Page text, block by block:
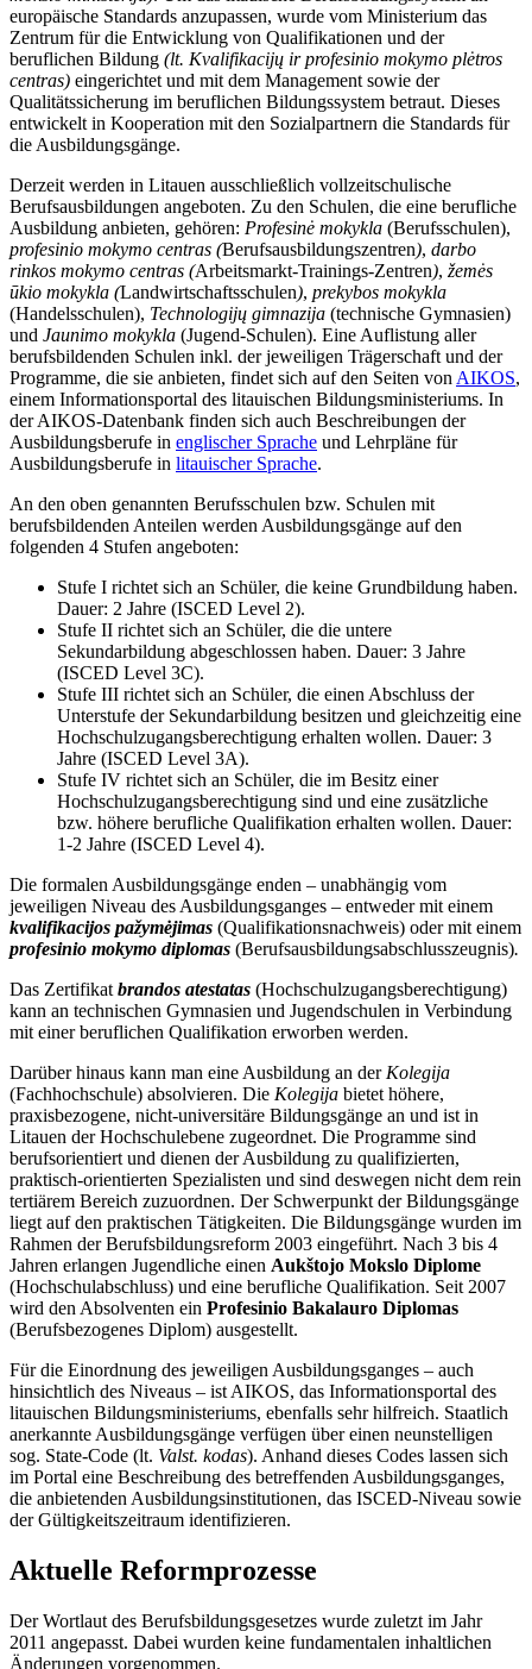
europäische Standards anzupassen, wurde vom Ministerium das
Zentrum für die Entwicklung von Qualifikationen und der
beruflichen Bildung (lt. Kvalifikacijų ir profesinio mokymo plėtros
centras) eingerichtet und mit dem Management sowie der
Qualitätssicherung im beruflichen Bildungssystem betraut. Dieses
entwickelt in Kooperation mit den Sozialpartnern die Standards für
die Ausbildungsgänge.
Derzeit werden in Litauen ausschließlich vollzeitschulische
Berufsausbildungen angeboten. Zu den Schulen, die eine berufliche
Ausbildung anbieten, gehören: Profesinė mokykla (Berufsschulen),
profesinio mokymo centras (Berufsausbildungszentren), darbo
rinkos mokymo centras (Arbeitsmarkt-Trainings-Zentren), žemės
ūkio mokykla (Landwirtschaftsschulen), prekybos mokykla
(Handelsschulen), Technologijų gimnazija (technische Gymnasien)
und Jaunimo mokykla (Jugend-Schulen). Eine Auflistung aller
berufsbildenden Schulen inkl. der jeweiligen Trägerschaft und der
Programme, die sie anbieten, findet sich auf den Seiten von AIKOS,
einem Informationsportal des litauischen Bildungsministeriums. In
der AIKOS-Datenbank finden sich auch Beschreibungen der
Ausbildungsberufe in englischer Sprache und Lehrpläne für
Ausbildungsberufe in litauischer Sprache.
An den oben genannten Berufsschulen bzw. Schulen mit
berufsbildenden Anteilen werden Ausbildungsgänge auf den
folgenden 4 Stufen angeboten:
Stufe I richtet sich an Schüler, die keine Grundbildung haben.
Dauer: 2 Jahre (ISCED Level 2).
Stufe II richtet sich an Schüler, die die untere
Sekundarbildung abgeschlossen haben. Dauer: 3 Jahre
(ISCED Level 3C).
Stufe III richtet sich an Schüler, die einen Abschluss der
Unterstufe der Sekundarbildung besitzen und gleichzeitig eine
Hochschulzugangsberechtigung erhalten wollen. Dauer: 3
Jahre (ISCED Level 3A).
Stufe IV richtet sich an Schüler, die im Besitz einer
Hochschulzugangsberechtigung sind und eine zusätzliche
bzw. höhere berufliche Qualifikation erhalten wollen. Dauer:
1-2 Jahre (ISCED Level 4).
Die formalen Ausbildungsgänge enden – unabhängig vom
jeweiligen Niveau des Ausbildungsganges – entweder mit einem
kvalifikacijos pažymėjimas (Qualifikationsnachweis) oder mit einem
profesinio mokymo diplomas (Berufsausbildungsabschlusszeugnis).
Das Zertifikat brandos atestatas (Hochschulzugangsberechtigung)
kann an technischen Gymnasien und Jugendschulen in Verbindung
mit einer beruflichen Qualifikation erworben werden.
Darüber hinaus kann man eine Ausbildung an der Kolegija
(Fachhochschule) absolvieren. Die Kolegija bietet höhere,
praxisbezogene, nicht-universitäre Bildungsgänge an und ist in
Litauen der Hochschulebene zugeordnet. Die Programme sind
berufsorientiert und dienen der Ausbildung zu qualifizierten,
praktisch-orientierten Spezialisten und sind deswegen nicht dem rein
tertiärem Bereich zuzuordnen. Der Schwerpunkt der Bildungsgänge
liegt auf den praktischen Tätigkeiten. Die Bildungsgänge wurden im
Rahmen der Berufsbildungsreform 2003 eingeführt. Nach 3 bis 4
Jahren erlangen Jugendliche einen Aukštojo Mokslo Diplome
(Hochschulabschluss) und eine berufliche Qualifikation. Seit 2007
wird den Absolventen ein Profesinio Bakalauro Diplomas
(Berufsbezogenes Diplom) ausgestellt.
Für die Einordnung des jeweiligen Ausbildungsganges – auch
hinsichtlich des Niveaus – ist AIKOS, das Informationsportal des
litauischen Bildungsministeriums, ebenfalls sehr hilfreich. Staatlich
anerkannte Ausbildungsgänge verfügen über einen neunstelligen
sog. State-Code (lt. Valst. kodas). Anhand dieses Codes lassen sich
im Portal eine Beschreibung des betreffenden Ausbildungsganges,
die anbietenden Ausbildungsinstitutionen, das ISCED-Niveau sowie
der Gültigkeitszeitraum identifizieren.
Aktuelle Reformprozesse
Der Wortlaut des Berufsbildungsgesetzes wurde zuletzt im Jahr
2011 angepasst. Dabei wurden keine fundamentalen inhaltlichen
Änderungen vorgenommen.